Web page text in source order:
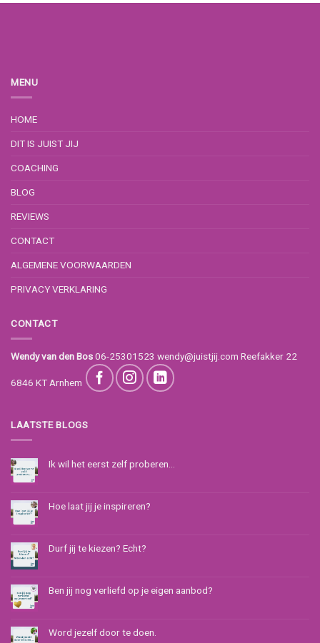
MENU
HOME
DIT IS JUIST JIJ
COACHING
BLOG
REVIEWS
CONTACT
ALGEMENE VOORWAARDEN
PRIVACY VERKLARING
CONTACT
Wendy van den Bos06-25301523 wendy@juistjij.com Reefakker 22
6846 KT Arnhem
LAATSTE BLOGS
Ik wil het eerst zelf proberen…
Hoe laat jij je inspireren?
Durf jij te kiezen? Echt?
Ben jij nog verliefd op je eigen aanbod?
Word jezelf door te doen.